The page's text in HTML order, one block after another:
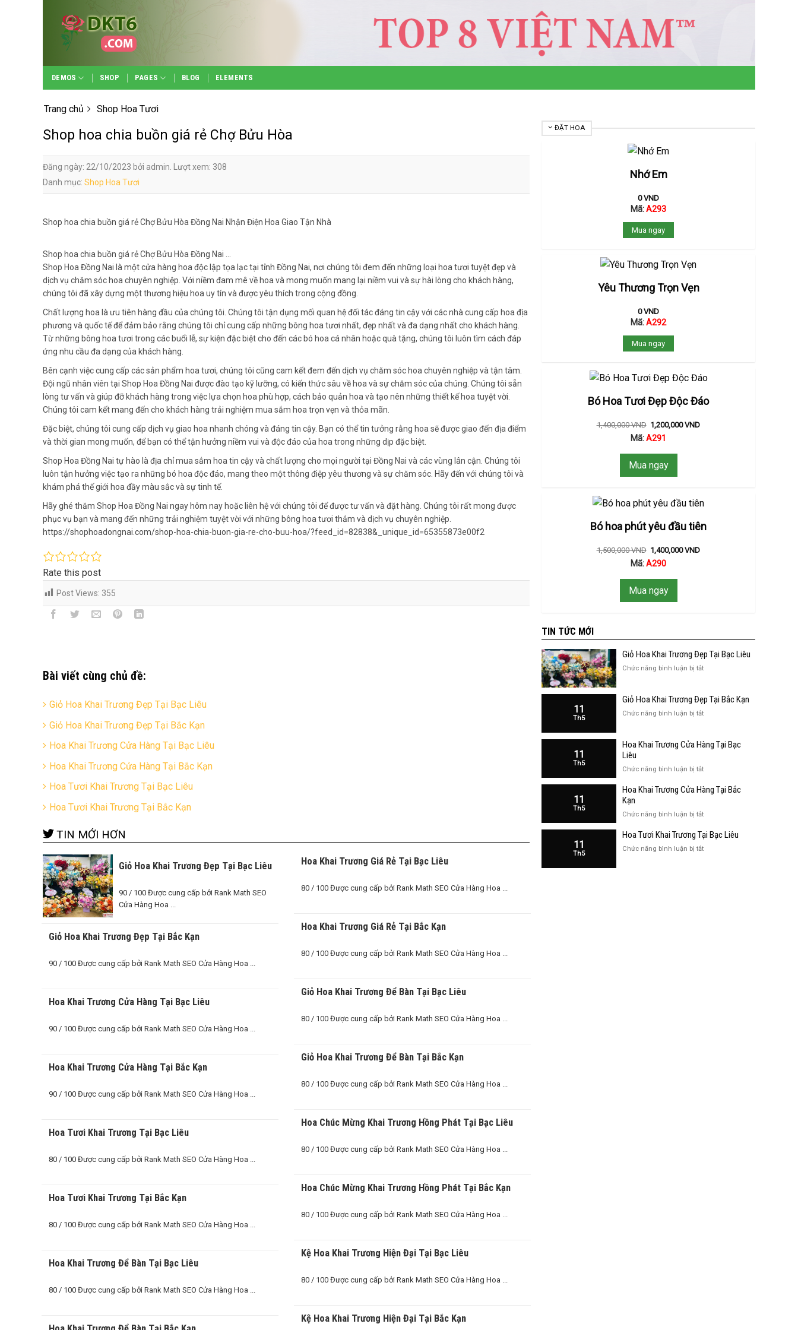
content
DEMOS SHOP PAGES BLOG ELEMENTS
Trang chủ Shop Hoa Tươi
Shop hoa chia buồn giá rẻ Chợ Bửu Hòa
Đăng ngày: 22/10/2023 bởi admin. Lượt xem: 308
Danh mục: Shop Hoa Tươi
Shop hoa chia buồn giá rẻ Chợ Bửu Hòa Đồng Nai Nhận Điện Hoa Giao Tận Nhà
Shop hoa chia buồn giá rẻ Chợ Bửu Hòa Đồng Nai …
Shop Hoa Đồng Nai là một cửa hàng hoa độc lập tọa lạc tại tỉnh Đồng Nai, nơi chúng tôi đem đến những loại hoa tươi tuyệt đẹp và
dịch vụ chăm sóc hoa chuyên nghiệp. Với niềm đam mê về hoa và mong muốn mang lại niềm vui và sự hài lòng cho khách hàng,
chúng tôi đã xây dựng một thương hiệu hoa uy tín và được yêu thích trong cộng đồng.
Chất lượng hoa là ưu tiên hàng đầu của chúng tôi. Chúng tôi tận dụng mối quan hệ đối tác đáng tin cậy với các nhà cung cấp hoa địa
phương và quốc tế để đảm bảo rằng chúng tôi chỉ cung cấp những bông hoa tươi nhất, đẹp nhất và đa dạng nhất cho khách hàng.
Từ những bông hoa tươi trong các buổi lễ, sự kiện đặc biệt cho đến các bó hoa cá nhân hoặc quà tặng, chúng tôi luôn tìm cách đáp
ứng nhu cầu đa dạng của khách hàng.
Bên cạnh việc cung cấp các sản phẩm hoa tươi, chúng tôi cũng cam kết đem đến dịch vụ chăm sóc hoa chuyên nghiệp và tận tâm.
Đội ngũ nhân viên tại Shop Hoa Đồng Nai được đào tạo kỹ lưỡng, có kiến thức sâu về hoa và sự chăm sóc của chúng. Chúng tôi sẵn
lòng tư vấn và giúp đỡ khách hàng trong việc lựa chọn hoa phù hợp, cách bảo quản hoa và tạo nên những thiết kế hoa tuyệt vời.
Chúng tôi cam kết mang đến cho khách hàng trải nghiệm mua sắm hoa trọn vẹn và thỏa mãn.
Đặc biệt, chúng tôi cung cấp dịch vụ giao hoa nhanh chóng và đáng tin cậy. Bạn có thể tin tưởng rằng hoa sẽ được giao đến địa điểm
và thời gian mong muốn, để bạn có thể tận hưởng niềm vui và độc đáo của hoa trong những dịp đặc biệt.
Shop Hoa Đồng Nai tự hào là địa chỉ mua sắm hoa tin cậy và chất lượng cho mọi người tại Đồng Nai và các vùng lân cận. Chúng tôi
luôn tận hưởng việc tạo ra những bó hoa độc đáo, mang theo một thông điệp yêu thương và sự chăm sóc. Hãy đến với chúng tôi và
khám phá thế giới hoa đầy màu sắc và sự tinh tế.
Hãy ghé thăm Shop Hoa Đồng Nai ngay hôm nay hoặc liên hệ với chúng tôi để được tư vấn và đặt hàng. Chúng tôi rất mong được
phục vụ bạn và mang đến những trải nghiệm tuyệt vời với những bông hoa tươi thắm và dịch vụ chuyên nghiệp.
https://shophoadongnai.com/shop-hoa-chia-buon-gia-re-cho-buu-hoa/?feed_id=82838&_unique_id=65355873e00f2
Rate this post
Post Views: 355
Bài viết cùng chủ đề:
Giỏ Hoa Khai Trương Đẹp Tại Bạc Liêu
Giỏ Hoa Khai Trương Đẹp Tại Bắc Kạn
Hoa Khai Trương Cửa Hàng Tại Bạc Liêu
Hoa Khai Trương Cửa Hàng Tại Bắc Kạn
Hoa Tươi Khai Trương Tại Bạc Liêu
Hoa Tươi Khai Trương Tại Bắc Kạn
TIN MỚI HƠN
Giỏ Hoa Khai Trương Đẹp Tại Bạc Liêu
90 / 100 Được cung cấp bởi Rank Math SEO
Cửa Hàng Hoa ...
Giỏ Hoa Khai Trương Đẹp Tại Bắc Kạn
90 / 100 Được cung cấp bởi Rank Math SEO Cửa Hàng Hoa ...
Hoa Khai Trương Cửa Hàng Tại Bạc Liêu
90 / 100 Được cung cấp bởi Rank Math SEO Cửa Hàng Hoa ...
Hoa Khai Trương Cửa Hàng Tại Bắc Kạn
90 / 100 Được cung cấp bởi Rank Math SEO Cửa Hàng Hoa ...
Hoa Tươi Khai Trương Tại Bạc Liêu
80 / 100 Được cung cấp bởi Rank Math SEO Cửa Hàng Hoa ...
Hoa Tươi Khai Trương Tại Bắc Kạn
80 / 100 Được cung cấp bởi Rank Math SEO Cửa Hàng Hoa ...
Hoa Khai Trương Để Bàn Tại Bạc Liêu
80 / 100 Được cung cấp bởi Rank Math SEO Cửa Hàng Hoa ...
Hoa Khai Trương Giá Rẻ Tại Bạc Liêu
80 / 100 Được cung cấp bởi Rank Math SEO Cửa Hàng Hoa ...
Hoa Khai Trương Giá Rẻ Tại Bắc Kạn
80 / 100 Được cung cấp bởi Rank Math SEO Cửa Hàng Hoa ...
Giỏ Hoa Khai Trương Để Bàn Tại Bạc Liêu
80 / 100 Được cung cấp bởi Rank Math SEO Cửa Hàng Hoa ...
Giỏ Hoa Khai Trương Để Bàn Tại Bắc Kạn
80 / 100 Được cung cấp bởi Rank Math SEO Cửa Hàng Hoa ...
Hoa Chúc Mừng Khai Trương Hồng Phát Tại Bạc Liêu
80 / 100 Được cung cấp bởi Rank Math SEO Cửa Hàng Hoa ...
Hoa Chúc Mừng Khai Trương Hồng Phát Tại Bắc Kạn
80 / 100 Được cung cấp bởi Rank Math SEO Cửa Hàng Hoa ...
Kệ Hoa Khai Trương Hiện Đại Tại Bạc Liêu
80 / 100 Được cung cấp bởi Rank Math SEO Cửa Hàng Hoa ...
Kệ Hoa Khai Trương Hiện Đại Tại Bắc Kạn
ĐẶT HOA
Nhớ Em
0VND
Mã:A293
Mua ngay
Yêu Thương Trọn Vẹn
0VND
Mã:A292
Mua ngay
Bó Hoa Tươi Đẹp Độc Đáo
1,400,000VND 1,200,000VND
Mã:A291
Mua ngay
Bó hoa phút yêu đầu tiên
1,500,000VND 1,400,000VND
Mã:A290
Mua ngay
TIN TỨC MỚI
Giỏ Hoa Khai Trương Đẹp Tại Bạc Liêu
Chức năng bình luận bị tắtở
Khai
Đẹp
Liêu
11
Th5
Giỏ Hoa Khai Trương Đẹp Tại Bắc Kạn
Chức năng bình luận bị tắtở
Khai
Tại
Kạn
11
Th5
Hoa Khai Trương Cửa Hàng Tại Bạc
Liêu
Chức năng bình luận bị tắtở
Khai
Hàng
Bạc
Liêu
11
Th5
Hoa Khai Trương Cửa Hàng Tại Bắc
Kạn
Chức năng bình luận bị tắtở
Khai
11
Th5
Hoa Tươi Khai Trương Tại Bạc Liêu
Chức năng bình luận bị tắtở